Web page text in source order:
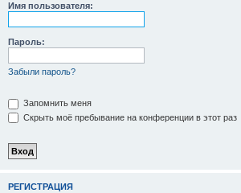
Имя пользователя:
Пароль:
Забыли пароль?
Запомнить меня
Скрыть моё пребывание на конференции в этот раз
РЕГИСТРАЦИЯ